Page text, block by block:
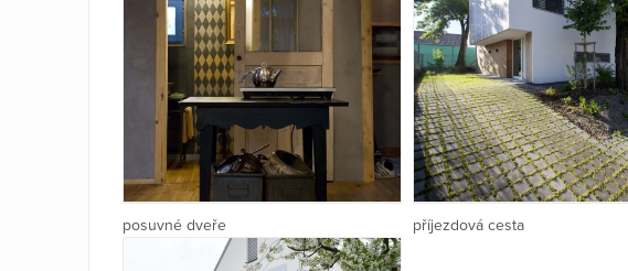
posuvné dveře příjezdová cesta